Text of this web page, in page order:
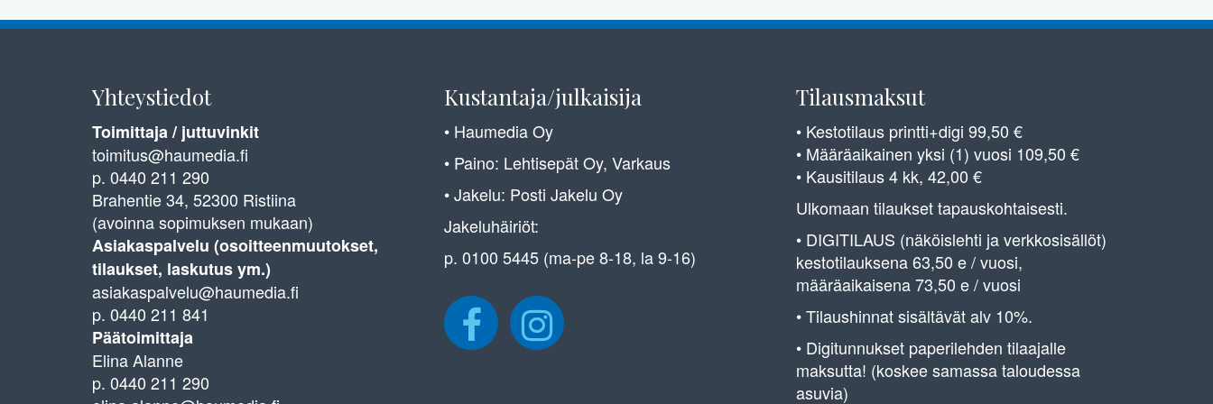
Yhteystiedot
Toimittaja / juttuvinkit
toimitus@haumedia.fi
p. 0440 211 290
Brahentie 34, 52300 Ristiina
(avoinna sopimuksen mukaan)
Asiakaspalvelu (osoitteenmuutokset,
tilaukset, laskutus ym.)
asiakaspalvelu@haumedia.fi
p. 0440 211 841
Päätoimittaja
Elina Alanne
p. 0440 211 290
Kustantaja/julkaisija
• Haumedia Oy
• Paino: Lehtisepät Oy, Varkaus
• Jakelu: Posti Jakelu Oy
Jakeluhäiriöt:
p. 0100 5445 (ma-pe 8-18, la 9-16)
Tilausmaksut
• Kestotilaus printti+digi 99,50 €
• Määräaikainen yksi (1) vuosi 109,50 €
• Kausitilaus 4 kk, 42,00 €
Ulkomaan tilaukset tapauskohtaisesti.
• DIGITILAUS (näköislehti ja verkkosisällöt)
kestotilauksena 63,50 e / vuosi,
määräaikaisena 73,50 e / vuosi
• Tilaushinnat sisältävät alv 10%.
• Digitunnukset paperilehden tilaajalle
maksutta! (koskee samassa taloudessa
asuvia)